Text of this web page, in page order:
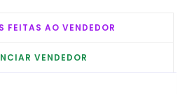
FEITAS AO VENDEDOR
VENDEDOR